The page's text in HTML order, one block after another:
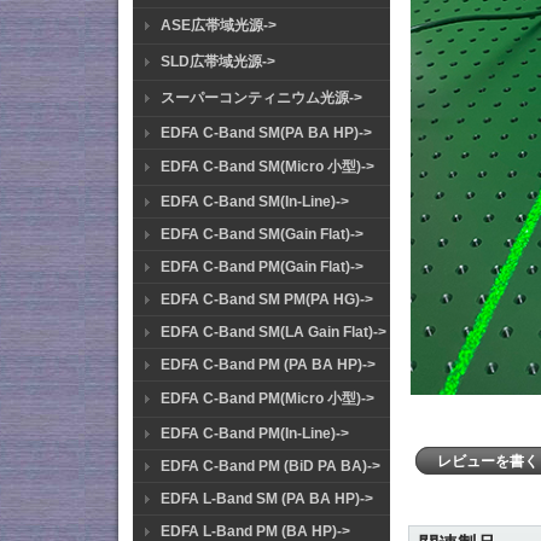
ASE広帯域光源->
SLD広帯域光源->
スーパーコンティニウム光源->
EDFA C-Band SM(PA BA HP)->
EDFA C-Band SM(Micro 小型)->
EDFA C-Band SM(In-Line)->
EDFA C-Band SM(Gain Flat)->
EDFA C-Band PM(Gain Flat)->
EDFA C-Band SM PM(PA HG)->
EDFA C-Band SM(LA Gain Flat)->
EDFA C-Band PM (PA BA HP)->
EDFA C-Band PM(Micro 小型)->
EDFA C-Band PM(In-Line)->
EDFA C-Band PM (BiD PA BA)->
EDFA L-Band SM (PA BA HP)->
EDFA L-Band PM (BA HP)->
レビューを書